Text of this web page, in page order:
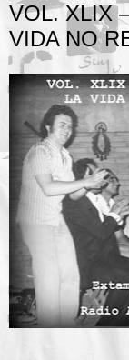
VOL. XLIX
VIDA NO